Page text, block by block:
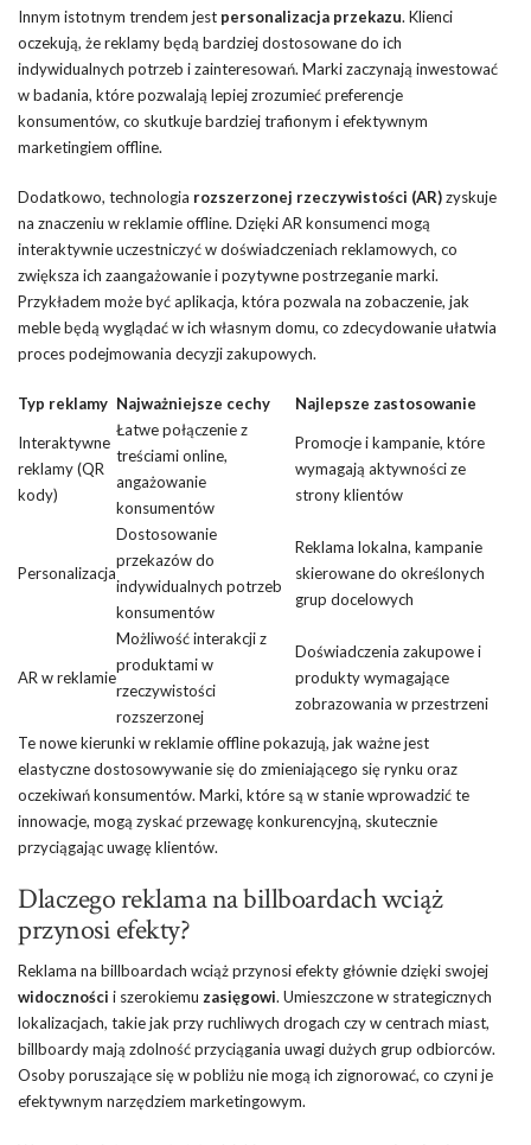
Innym istotnym trendem jest personalizacja przekazu. Klienci
oczekują, że reklamy będą bardziej dostosowane do ich
indywidualnych potrzeb i zainteresowań. Marki zaczynają inwestować
w badania, które pozwalają lepiej zrozumieć preferencje
konsumentów, co skutkuje bardziej trafionym i efektywnym
marketingiem offline.
Dodatkowo, technologia rozszerzonej rzeczywistości (AR)zyskuje
na znaczeniu w reklamie offline. Dzięki AR konsumenci mogą
interaktywnie uczestniczyć w doświadczeniach reklamowych, co
zwiększa ich zaangażowanie i pozytywne postrzeganie marki.
Przykładem może być aplikacja, która pozwala na zobaczenie, jak
meble będą wyglądać w ich własnym domu, co zdecydowanie ułatwia
proces podejmowania decyzji zakupowych.
Typ reklamy Najważniejsze cechy Najlepsze zastosowanie
Interaktywne
reklamy (QR
kody)
Łatwe połączenie z
treściami online,
angażowanie
konsumentów
Promocje i kampanie, które
wymagają aktywności ze
strony klientów
Personalizacja
Dostosowanie
przekazów do
indywidualnych potrzeb
konsumentów
Reklama lokalna, kampanie
skierowane do określonych
grup docelowych
AR w reklamie
Możliwość interakcji z
produktami w
rzeczywistości
rozszerzonej
Doświadczenia zakupowe i
produkty wymagające
zobrazowania w przestrzeni
Te nowe kierunki w reklamie offline pokazują, jak ważne jest
elastyczne dostosowywanie się do zmieniającego się rynku oraz
oczekiwań konsumentów. Marki, które są w stanie wprowadzić te
innowacje, mogą zyskać przewagę konkurencyjną, skutecznie
przyciągając uwagę klientów.
Dlaczego reklama na billboardach wciąż
przynosi efekty?
Reklama na billboardach wciąż przynosi efekty głównie dzięki swojej
widoczności i szerokiemu zasięgowi. Umieszczone w strategicznych
lokalizacjach, takie jak przy ruchliwych drogach czy w centrach miast,
billboardy mają zdolność przyciągania uwagi dużych grup odbiorców.
Osoby poruszające się w pobliżu nie mogą ich zignorować, co czyni je
efektywnym narzędziem marketingowym.